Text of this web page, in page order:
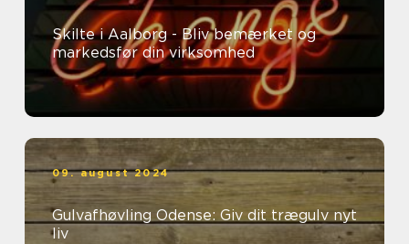
Skilte i Aalborg - Bliv bemærket og
markedsfør din virksomhed
09. august 2024
Gulvafhøvling Odense: Giv dit trægulv nyt
liv